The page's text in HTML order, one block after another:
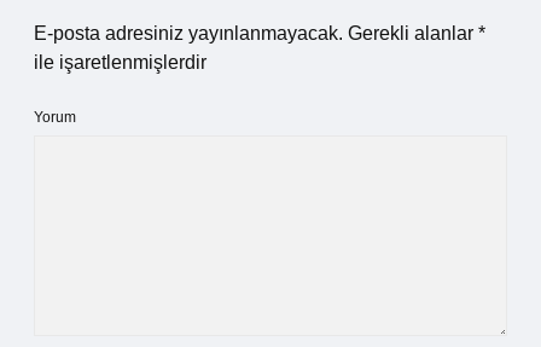
E-posta adresiniz yayınlanmayacak. Gerekli alanlar *
ile işaretlenmişlerdir
Yorum